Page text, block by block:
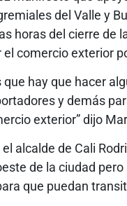
del Valle y
horas del cierre de
comercio exterior
que hay que hacer
y demás
exterior” dijo
alcalde de Cali
de la ciudad
que puedan